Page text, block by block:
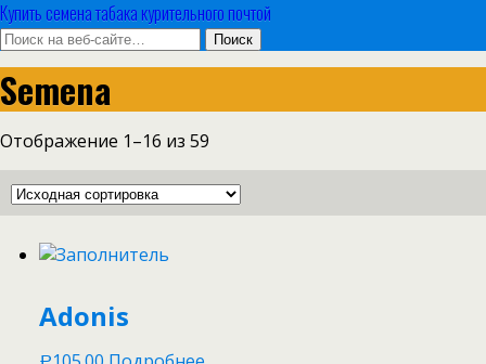
Купить семена табака курительного почтой
Semena
Отображение 1–16 из 59
Adonis
Р